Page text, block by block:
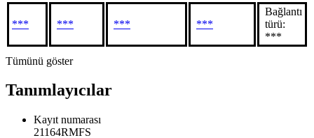
*** *** *** ***
Bağlantı
türü:
***
Tümünü göster
Tanımlayıcılar
Kayıt numarası
21164RMFS